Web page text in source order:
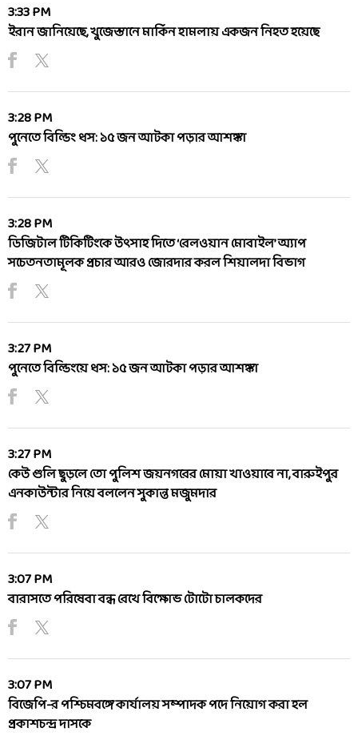
3:33 PM
ইরান জানিয়েছে, খুজেস্তানে মার্কিন হামলায় একজন নিহত হয়েছে
3:28 PM
পুনেতে বিল্ডিং ধস: ১৫ জন আটকা পড়ার আশঙ্কা
3:28 PM
ডিজিটাল টিকিটিংকে উৎসাহ দিতে ‘রেলওয়ান মোবাইল’ অ্যাপ
সচেতনতামূলক প্রচার আরও জোরদার করল শিয়ালদা বিভাগ
3:27 PM
পুনেতে বিল্ডিংয়ে ধস: ১৫ জন আটকা পড়ার আশঙ্কা
3:27 PM
কেউ গুলি ছুড়লে তো পুলিশ জয়নগরের মোয়া খাওয়াবে না, বারুইপুর
এনকাউন্টার নিয়ে বললেন সুকান্ত মজুমদার
3:07 PM
বারাসতে পরিষেবা বন্ধ রেখে বিক্ষোভ টোটো চালকদের
3:07 PM
বিজেপি-র পশ্চিমবঙ্গে কার্যালয় সম্পাদক পদে নিয়োগ করা হল
প্রকাশচন্দ্র দাসকে